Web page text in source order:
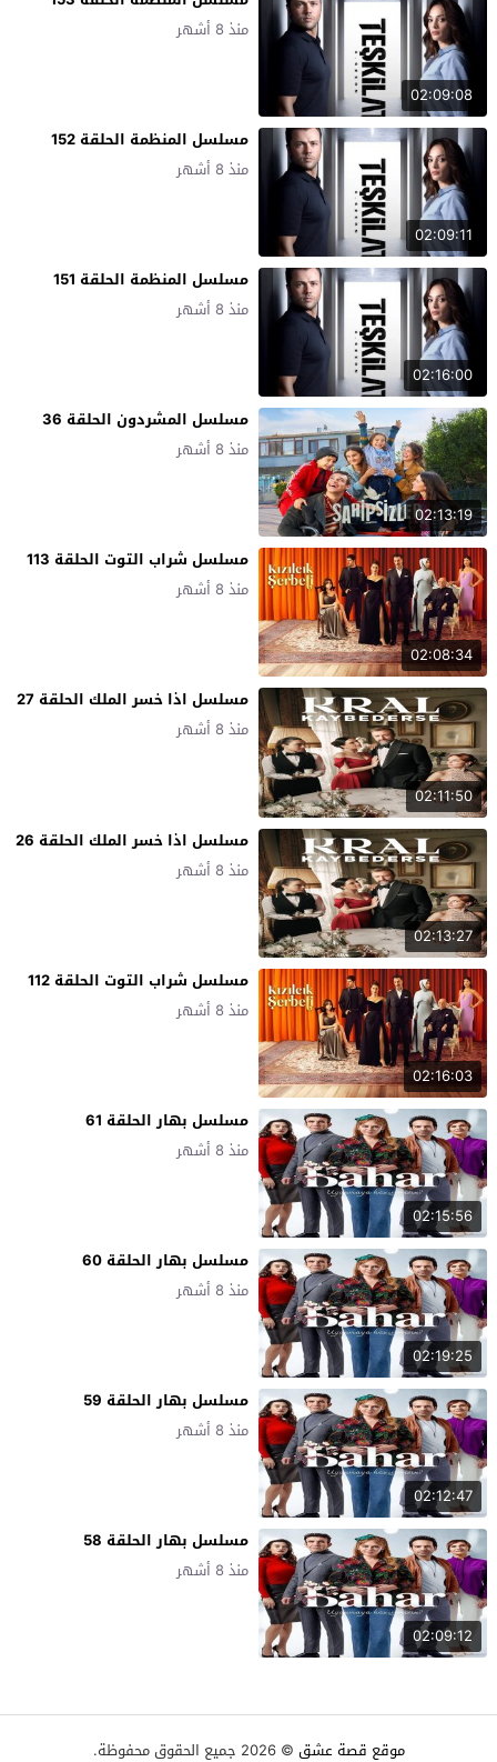
02:09:08
منذ 8 أشهر
02:09:11
مسلسل المنظمة الحلقة 152
منذ 8 أشهر
02:16:00
مسلسل المنظمة الحلقة 151
منذ 8 أشهر
02:13:19
مسلسل المشردون الحلقة 36
منذ 8 أشهر
02:08:34
مسلسل شراب التوت الحلقة 113
منذ 8 أشهر
02:11:50
مسلسل اذا خسر الملك الحلقة 27
منذ 8 أشهر
02:13:27
مسلسل اذا خسر الملك الحلقة 26
منذ 8 أشهر
02:16:03
مسلسل شراب التوت الحلقة 112
منذ 8 أشهر
02:15:56
مسلسل بهار الحلقة 61
منذ 8 أشهر
02:19:25
مسلسل بهار الحلقة 60
منذ 8 أشهر
02:12:47
مسلسل بهار الحلقة 59
منذ 8 أشهر
02:09:12
مسلسل بهار الحلقة 58
منذ 8 أشهر
موقع قصة عشق © 2026 جميع الحقوق محفوظة.